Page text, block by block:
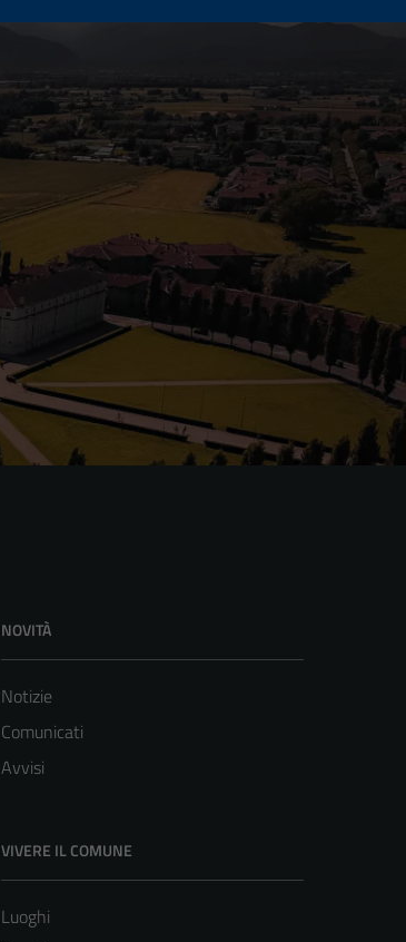
NOVITÀ
Notizie
Comunicati
Avvisi
VIVERE IL COMUNE
Luoghi